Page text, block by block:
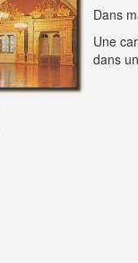
Dans
Une
dans